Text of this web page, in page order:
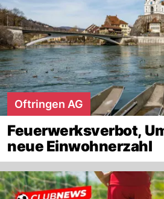
Oftringen AG
Feuerwerksverbot,
neue Einwohnerzahl